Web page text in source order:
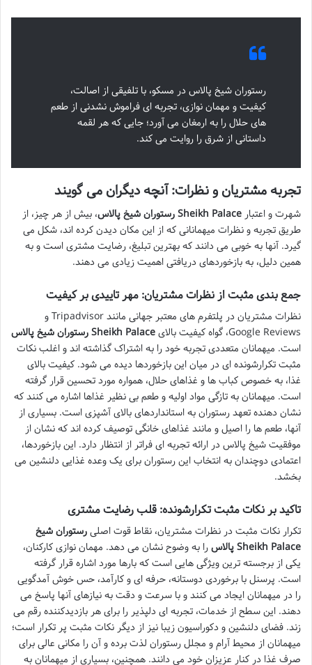
رستوران شیخ پالاس در مسکو، با تلفیقی از اصالت،
کیفیت و مهمان نوازی، تجربه ای فراموش نشدنی از طعم
های حلال را به ارمغان می آورد؛ جایی که هر لقمه
داستانی از شرق را روایت می کند.
تجربه مشتریان و نظرات: آنچه دیگران می گویند
شهرت و اعتبار رستوران شیخ پالاس Sheikh Palace
، بیش از هر چیز، از
طریق تجربه و نظرات میهمانانی که از این مکان دیدن کرده اند، شکل می
گیرد. آنها به خوبی می دانند که بهترین تبلیغ، رضایت مشتری است و به
همین دلیل، به بازخوردهای دریافتی اهمیت زیادی می دهند.
جمع بندی مثبت از نظرات مشتریان: مهر تاییدی بر کیفیت
نظرات مشتریان در پلتفرم های معتبر جهانی مانند Tripadvisor و
Google Reviews، گواه کیفیت بالای
رستوران شیخ پالاس Sheikh Palace
است. میهمانان متعددی تجربه خود را به اشتراک گذاشته اند و اغلب نکات
مثبت تکرارشونده ای در میان این بازخوردها دیده می شود. کیفیت بالای
غذا، به خصوص کباب ها و غذاهای حلال، همواره مورد تحسین قرار گرفته
است. میهمانان به تازگی مواد اولیه و طعم بی نظیر غذاها اشاره می کنند که
نشان دهنده تعهد رستوران به استانداردهای بالای آشپزی است. بسیاری از
آنها، طعم ها را اصیل و مانند غذاهای خانگی توصیف کرده اند که نشان از
موفقیت شیخ پالاس در ارائه تجربه ای فراتر از انتظار دارد. این بازخوردها،
اعتمادی دوچندان به انتخاب این رستوران برای یک وعده غذایی دلنشین می
بخشد.
تاکید بر نکات مثبت تکرارشونده: قلب رضایت مشتری
تکرار نکات مثبت در نظرات مشتریان، نقاط قوت اصلیرستوران شیخ
پالاس Sheikh Palace
را به وضوح نشان می دهد. مهمان نوازی کارکنان،
یکی از برجسته ترین ویژگی هایی است که بارها مورد اشاره قرار گرفته
است. پرسنل با برخوردی دوستانه، حرفه ای و کارآمد، حس خوش آمدگویی
را در میهمانان ایجاد می کنند و با سرعت و دقت به نیازهای آنها پاسخ می
دهند. این سطح از خدمات، تجربه ای دلپذیر را برای هر بازدیدکننده رقم می
زند. فضای دلنشین و دکوراسیون زیبا نیز از دیگر نکات مثبت پر تکرار است؛
میهمانان از محیط آرام و مجلل رستوران لذت برده و آن را مکانی عالی برای
صرف غذا در کنار عزیزان خود می دانند. همچنین، بسیاری از میهمانان به